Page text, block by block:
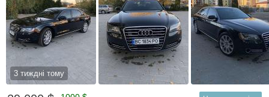
3 тиждні тому